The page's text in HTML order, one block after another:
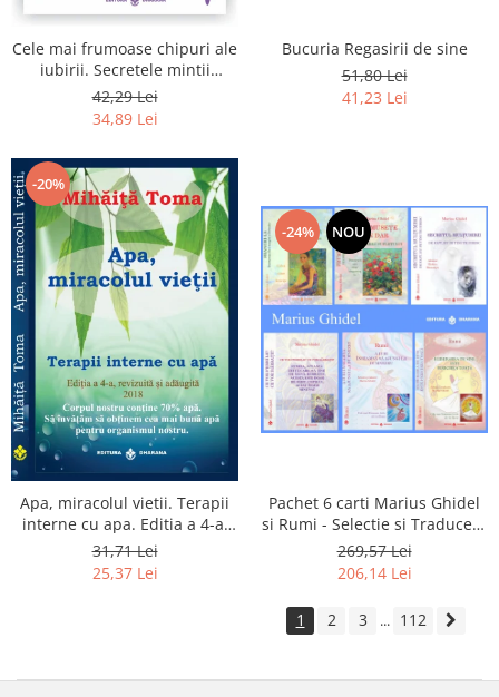
Cele mai frumoase chipuri ale
iubirii. Secretele mintii
omenesti in opera marelui
initiat, Rumi
42,29 Lei
34,89 Lei
Bucuria Regasirii de sine
51,80 Lei
41,23 Lei
-20%
Apa, miracolul vietii. Terapii
interne cu apa. Editia a 4-a,
revizuita si adaugita.
31,71 Lei
25,37 Lei
-24% NOU
Pachet 6 carti Marius Ghidel
si Rumi - Selectie si Traducere
de Marius Ghidel
269,57 Lei
206,14 Lei
1 2 3 ... 112